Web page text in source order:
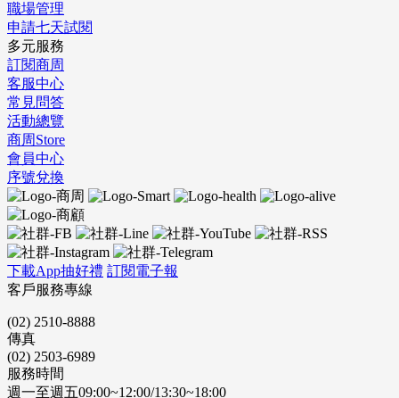
職場管理
申請七天試閱
多元服務
訂閱商周
客服中心
常見問答
活動總覽
商周Store
會員中心
序號兌換
下載App抽好禮 訂閱電子報
客戶服務專線
(02) 2510-8888
傳真
(02) 2503-6989
服務時間
週一至週五09:00~12:00/13:30~18:00